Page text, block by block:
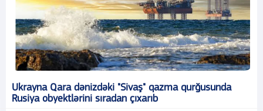
Ukrayna Qara dənizdəki "Sivaş" qazma qurğusunda
Rusiya obyektlərini sıradan çıxarıb